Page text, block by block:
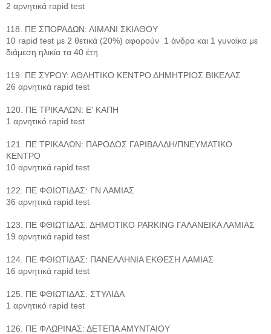
2 αρνητικά rapid test
118. ΠΕ ΣΠΟΡΑΔΩΝ: ΛΙΜΑΝΙ ΣΚΙΑΘΟΥ
10 rapid test με 2 θετικά (20%) αφορούν 1 άνδρα και 1 γυναίκα με
διάμεση ηλικία τα 40 έτη
119. ΠΕ ΣΥΡΟΥ: ΑΘΛΗΤΙΚΟ ΚΕΝΤΡΟ ΔΗΜΗΤΡΙΟΣ ΒΙΚΕΛΑΣ
26 αρνητικά rapid test
120. ΠΕ ΤΡΙΚΑΛΩΝ: Ε' ΚΑΠΗ
1 αρνητικό rapid test
121. ΠΕ ΤΡΙΚΑΛΩΝ: ΠΑΡΟΔΟΣ ΓΑΡΙΒΑΛΔΗ/ΠΝΕΥΜΑΤΙΚΟ
ΚΕΝΤΡΟ
10 αρνητικά rapid test
122. ΠΕ ΦΘΙΩΤΙΔΑΣ: ΓΝ ΛΑΜΙΑΣ
36 αρνητικά rapid test
123. ΠΕ ΦΘΙΩΤΙΔΑΣ: ΔΗΜΟΤΙΚΟ PARKING ΓΑΛΑΝΕΙΚΑ ΛΑΜΙΑΣ
19 αρνητικά rapid test
124. ΠΕ ΦΘΙΩΤΙΔΑΣ: ΠΑΝΕΛΛΗΝΙΑ ΕΚΘΕΣΗ ΛΑΜΙΑΣ
16 αρνητικά rapid test
125. ΠΕ ΦΘΙΩΤΙΔΑΣ: ΣΤΥΛΙΔΑ
1 αρνητικό rapid test
126. ΠΕ ΦΛΩΡΙΝΑΣ: ΔΕΤΕΠΑ ΑΜΥΝΤΑΙΟΥ